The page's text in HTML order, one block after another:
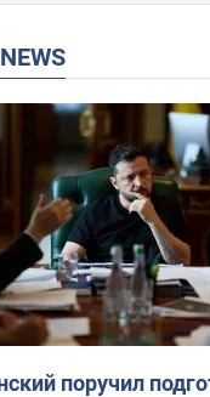
NEWS
поручил